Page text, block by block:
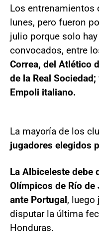
Los entrenamientos
lunes, pero fueron
julio porque solo
convocados, entre
Correa, del Atlético
de la Real
Empoli italiano.
La mayoría de los
jugadores elegidos
La Albiceleste debe
Olímpicos de Río
ante Portugal, luego
disputar la última
Honduras.